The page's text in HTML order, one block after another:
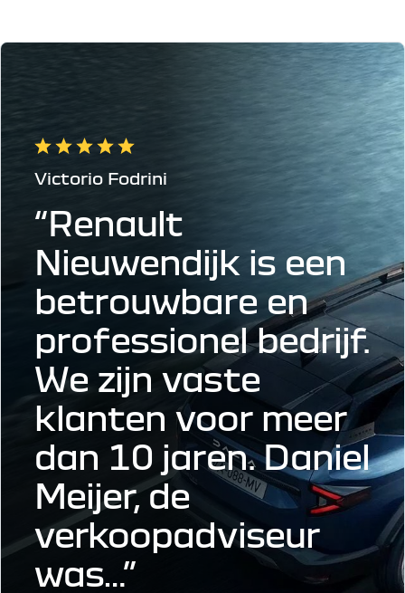
Victorio Fodrini
“Renault
Nieuwendijk is een
betrouwbare en
professionel bedrijf.
We zijn vaste
klanten voor meer
dan 10 jaren. Daniel
Meijer, de
verkoopadviseur
was…”